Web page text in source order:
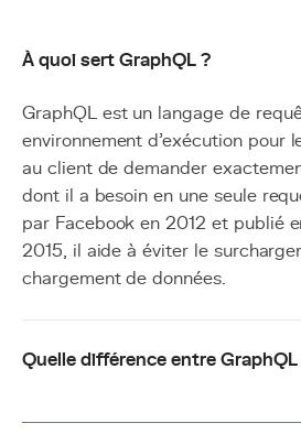
À quoi sert GraphQL ?
GraphQL est un langage de
environnement d'exécution pour
au client de demander
dont il a besoin en une seule
par Facebook en 2012 et publié
2015, il aide à éviter le
chargement de données.
Quelle différence entre GraphQL